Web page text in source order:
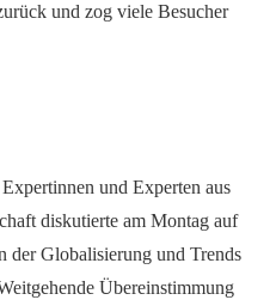
und zog viele Besucher
und Experten aus
diskutierte am Montag auf
der Globalisierung und Trends
Übereinstimmung